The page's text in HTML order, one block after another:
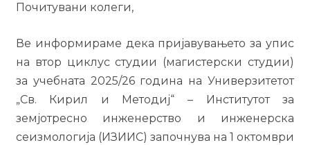
Почитувани колеги,
Ве информираме дека пријавувањето за упис
на втор циклус студии (магистерски студии)
за учебната 2025/26 година на Универзитетот
„Св. Кирил и Методиј“ – Институтот за
земјотресно инженерство и инженерска
сеизмологија (ИЗИИС) започнува на 1 октомври